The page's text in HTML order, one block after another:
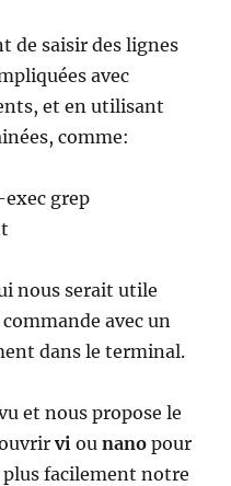
de saisir des lignes
avec
et en utilisant
comme:
grep
nous serait utile
avec un
dans le terminal.
et nous propose le
vi ounano pour
facilement notre